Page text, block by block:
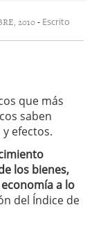
2010- Escrito
que más
saben
efectos.
los bienes,
a lo
del Índice de